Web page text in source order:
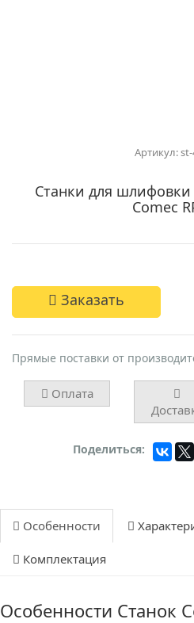
Артикул:
Станки для шлифовки
Comec
Заказать
Прямые поставки от
Оплата
Поделиться:
Особенности
Комплектация
Особенности Станок